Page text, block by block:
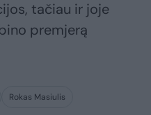
tačiau ir joje
premjerą
Rokas Masiulis